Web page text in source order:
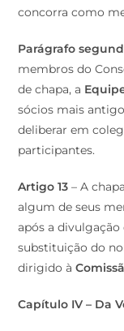
concorra como
Parágrafo
membros do
de chapa, a
sócios mais
deliberar em
participantes.
Artigo 13 – A
algum de seus
após a divulgação
substituição do
dirigido à
Capítulo IV – Da